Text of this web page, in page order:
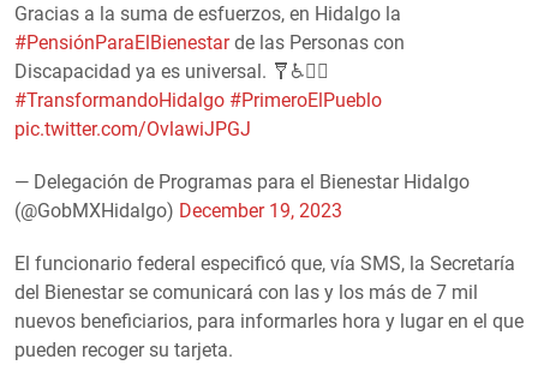
Gracias a la suma de esfuerzos, en Hidalgo la
#PensiónParaElBienestarde las Personas con
Discapacidad ya es universal. 🩼♿👂🏽
#TransformandoHidalgo #PrimeroElPueblo
pic.twitter.com/OvlawiJPGJ
— Delegación de Programas para el Bienestar Hidalgo
(@GobMXHidalgo) December 19, 2023
El funcionario federal especificó que, vía SMS, la Secretaría
del Bienestar se comunicará con las y los más de 7 mil
nuevos beneficiarios, para informarles hora y lugar en el que
pueden recoger su tarjeta.